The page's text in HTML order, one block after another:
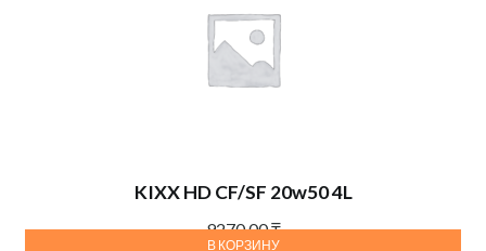
KIXX HD CF/SF 20w50 4L
9270,00₸
В КОРЗИНУ